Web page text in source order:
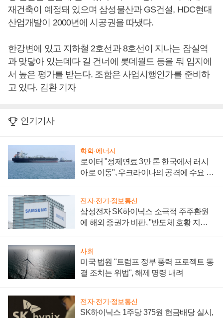
재건축이 예정돼 있으며 삼성물산과 GS건설, HDC현대
산업개발이 2000년에 시공권을 따냈다.
한강변에 있고 지하철 2호선과 8호선이 지나는 잠실역
과 맞닿아 있는데다 길 건너에 롯데월드 등을 둬 입지에
서 높은 평가를 받는다. 조합은 사업시행인가를 준비하
고 있다. 김환 기자
인기기사
화학·에너지
로이터 "정제연료 3만 톤 한국에서 러시
아로 이동", 우크라이나의 공격에 수요 늘
전자·전기·정보통신
삼성전자 SK하이닉스 소극적 주주환원
에 해외 증권가 비판, "반도체 호황 지속
사회
미국 법원 "트럼프 정부 풍력 프로젝트 동
결 조치는 위법", 해제 명령 내려
전자·전기·정보통신
SK하이닉스 1주당 375원 현금배당 실시,